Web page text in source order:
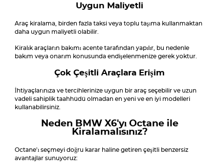
Uygun Maliyetli
Araç kiralama, birden fazla taksi veya toplu taşıma kullanmaktan
daha uygun maliyetli olabilir.
Kiralık araçların bakımı acente tarafından yapılır, bu nedenle
bakım veya onarım konusunda endişelenmenize gerek yoktur.
Çok Çeşitli Araçlara Erişim
İhtiyaçlarınıza ve tercihlerinize uygun bir araç seçebilir ve uzun
vadeli sahiplik taahhüdü olmadan en yeni ve en iyi modelleri
kullanabilirsiniz.
Neden BMW X6'yı Octane ile
Kiralamalısınız?
Octane'ı seçmeyi doğru karar haline getiren çeşitli benzersiz
avantajlar sunuyoruz: